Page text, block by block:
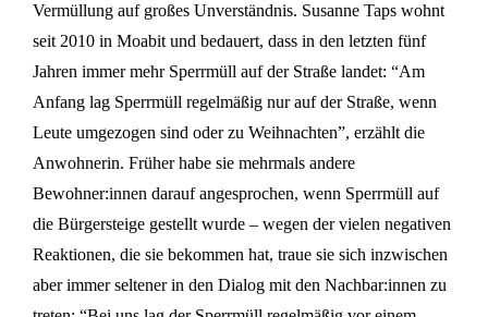
Vermüllung auf großes Unverständnis. Susanne Taps wohnt
seit 2010 in Moabit und bedauert, dass in den letzten fünf
Jahren immer mehr Sperrmüll auf der Straße landet: “Am
Anfang lag Sperrmüll regelmäßig nur auf der Straße, wenn
Leute umgezogen sind oder zu Weihnachten”, erzählt die
Anwohnerin. Früher habe sie mehrmals andere
Bewohner:innen darauf angesprochen, wenn Sperrmüll auf
die Bürgersteige gestellt wurde – wegen der vielen negativen
Reaktionen, die sie bekommen hat, traue sie sich inzwischen
aber immer seltener in den Dialog mit den Nachbar:innen zu